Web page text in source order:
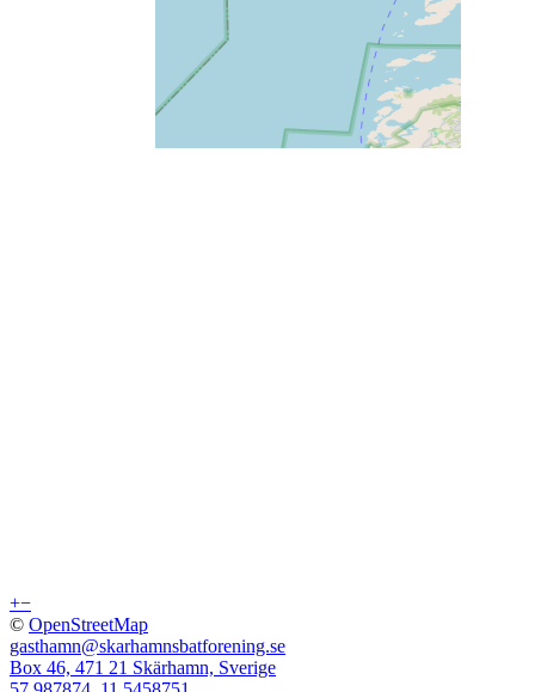
+−
© OpenStreetMap
gasthamn@skarhamnsbatforening.se
Box 46, 471 21 Skärhamn, Sverige